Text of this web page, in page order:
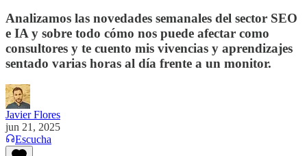
Analizamos las novedades semanales del sector SEO
e IA y sobre todo cómo nos puede afectar como
consultores y te cuento mis vivencias y aprendizajes
sentado varias horas al día frente a un monitor.
Javier Flores
jun 21, 2025
Escucha